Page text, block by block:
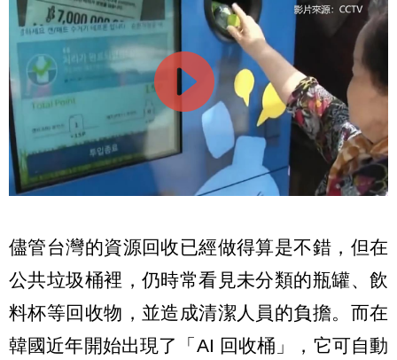
儘管台灣的資源回收已經做得算是不錯，但在
公共垃圾桶裡，仍時常看見未分類的瓶罐、飲
料杯等回收物，並造成清潔人員的負擔。而在
韓國近年開始出現了「AI 回收桶」，它可自動